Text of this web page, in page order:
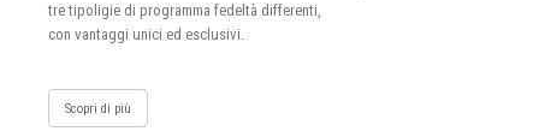
tre tipoligie di programma fedeltà differenti,
con vantaggi unici ed esclusivi.
Scopri di più